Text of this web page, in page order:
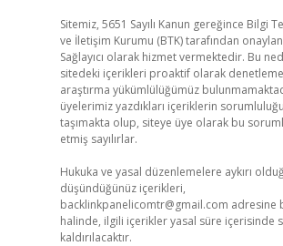
Sitemiz, 5651 Sayılı Kanun gereğince Bilgi
ve İletişim Kurumu (BTK) tarafından
Sağlayıcı olarak hizmet vermektedir. Bu
sitedeki içerikleri proaktif olarak
araştırma yükümlülüğümüz
üyelerimiz yazdıkları içeriklerin
taşımakta olup, siteye üye olarak bu
etmiş sayılırlar.
Hukuka ve yasal düzenlemelere aykırı
düşündüğünüz içerikleri,
backlinkpanelicomtr@gmail.com adresine
halinde, ilgili içerikler yasal süre içerisinde
kaldırılacaktır.